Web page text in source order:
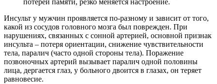
потерей памяти, резко меняется настроение.
Инсульт у мужчин проявляется по-разному и зависит от того,
какой из сосудов головного мозга был поврежден. При
нарушениях, связанных с сонной артерией, основной признак
инсульта – потеря ориентации, снижение чувствительности
тела, паралич (часто одной стороны тела). Поражение
позвоночных артерий вызывает паралич одной половины
лица, дергается глаз, у больного двоится в глазах, он теряет
равновесие.